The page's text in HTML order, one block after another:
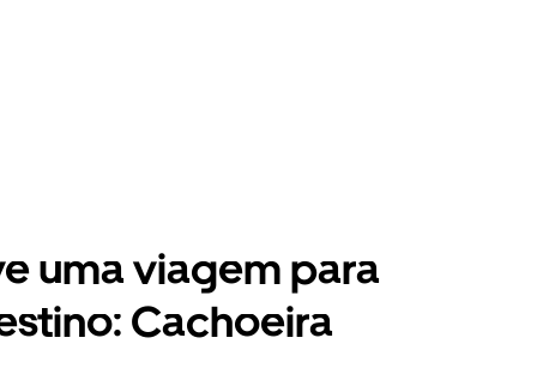
uma viagem para
Cachoeira